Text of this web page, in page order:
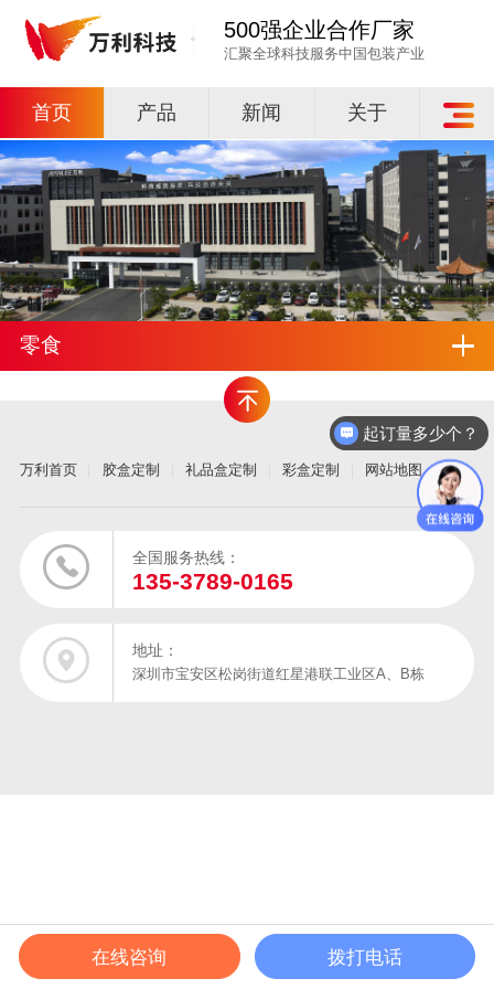
500强企业合作厂家
汇聚全球科技服务中国包装产业
首页 产品 新闻 关于
零食
万利首页 胶盒定制 礼品盒定制 彩盒定制 网站地图
全国服务热线：
135-3789-0165
地址：
深圳市宝安区松岗街道红星港联工业区A、B栋
在线电话 成功案例 解决方案
起订量多少个？
在线咨询 拨打电话